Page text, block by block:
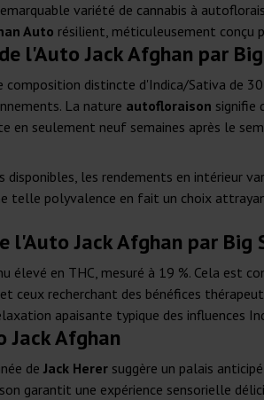
variété de cannabis à
Auto résilient, méticuleusement conçu
l'Auto Jack Afghan par
composition distincte d'Indica/Sativa de
La nature autofloraison signifie
en seulement neuf semaines après le
les rendements en intérieur
telle polyvalence en fait un choix
Jack Afghan par Big
en THC, mesuré à 19 %. Cela est
recherchant des bénéfices
apaisante typique des influences
Jack Afghan
de Jack Herer suggère un palais
garantit une expérience sensorielle